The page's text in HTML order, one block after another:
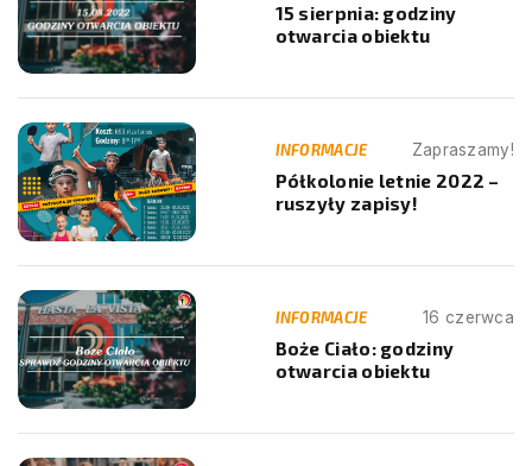
15 sierpnia: godziny
otwarcia obiektu
INFORMACJE Zapraszamy!
Półkolonie letnie 2022 –
ruszyły zapisy!
INFORMACJE 16 czerwca
Boże Ciało: godziny
otwarcia obiektu